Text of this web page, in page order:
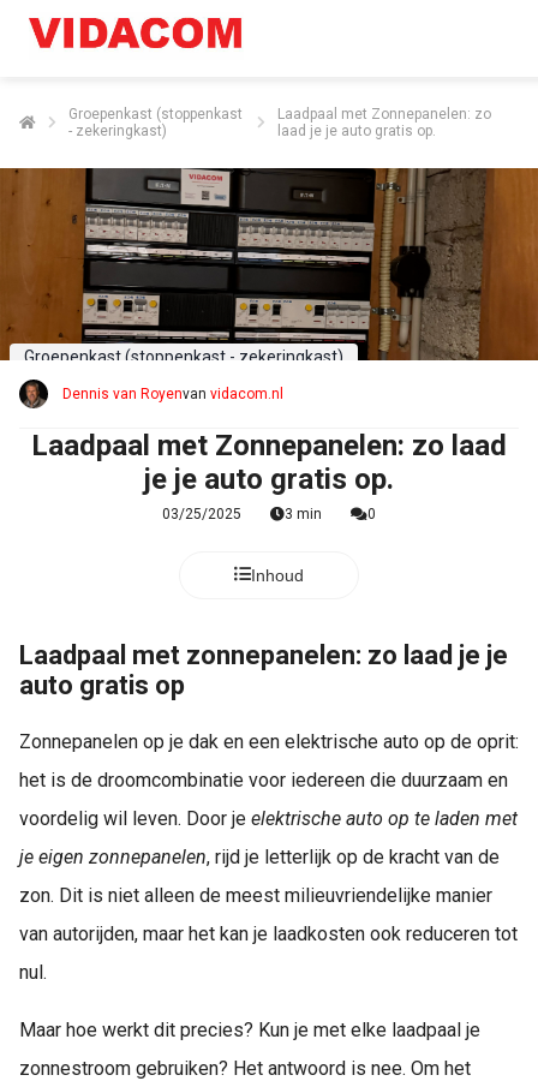
Groepenkast (stoppenkast
- zekeringkast)
Laadpaal met Zonnepanelen: zo
laad je je auto gratis op.
Groepenkast (stoppenkast - zekeringkast)
Dennis van Royenvan vidacom.nl
Laadpaal met Zonnepanelen: zo laad
je je auto gratis op.
03/25/2025 3 min 0
Inhoud
Laadpaal met zonnepanelen: zo laad je je
auto gratis op
Zonnepanelen op je dak en een elektrische auto op de oprit:
het is de droomcombinatie voor iedereen die duurzaam en
voordelig wil leven. Door je elektrische auto op te laden met
je eigen zonnepanelen, rijd je letterlijk op de kracht van de
zon. Dit is niet alleen de meest milieuvriendelijke manier
van autorijden, maar het kan je laadkosten ook reduceren tot
nul.
Maar hoe werkt dit precies? Kun je met elke laadpaal je
zonnestroom gebruiken? Het antwoord is nee. Om het